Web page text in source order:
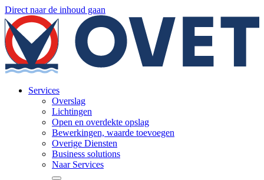
Direct naar de inhoud gaan
Services
Overslag
Lichtingen
Open en overdekte opslag
Bewerkingen, waarde toevoegen
Overige Diensten
Business solutions
Naar Services